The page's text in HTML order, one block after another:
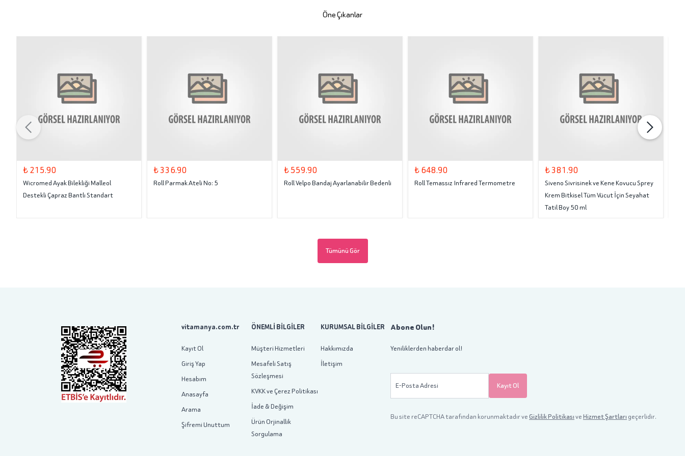
Öne Çıkanlar
₺ 215.90
Wicromed Ayak Bilekliği Malleol
Destekli Çapraz Bantlı Standart
₺ 336.90
Roll Parmak Ateli No: 5
₺ 559.90
Roll Velpo Bandaj Ayarlanabilir Bedenli
₺ 648.90
Roll Temassız Infrared Termometre
₺ 381.90
Siveno Sivrisinek ve Kene Kovucu Sprey
Krem Bitkisel Tüm Vücut İçin Seyahat
Tatil Boy 50 ml
Tümünü Gör
vitamanya.com.tr
Kayıt Ol
Giriş Yap
Hesabım
Anasayfa
Arama
Şifremi Unuttum
ÖNEMLİ BİLGİLER
Müşteri Hizmetleri
Mesafeli Satış
Sözleşmesi
KVKK ve Çerez Politikası
İade & Değişim
Ürün Orjinallik
Sorgulama
KURUMSAL BİLGİLER
Hakkımızda
İletişim
Abone Olun!
Yeniliklerden haberdar ol!
E-Posta Adresi Kayıt Ol
Bu site reCAPTCHA tarafından korunmaktadır veGizlilik PolitikasıveHizmet Şartları geçerlidir.